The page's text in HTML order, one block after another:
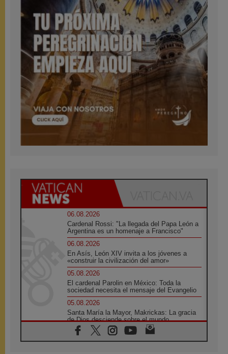
06.08.2026
Cardenal Rossi: "La llegada del Papa León a
Argentina es un homenaje a Francisco"
06.08.2026
En Asís, León XIV invita a los jóvenes a
«construir la civilización del amor»
05.08.2026
El cardenal Parolin en México: Toda la
sociedad necesita el mensaje del Evangelio
05.08.2026
Santa María la Mayor, Makrickas: La gracia
de Dios desciende sobre el mundo
05.08.2026
Cristianos y confucianos: Respeto y